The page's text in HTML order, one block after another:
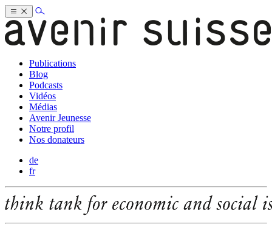
Publications
Blog
Podcasts
Vidéos
Médias
Avenir Jeunesse
Notre profil
Nos donateurs
de
fr